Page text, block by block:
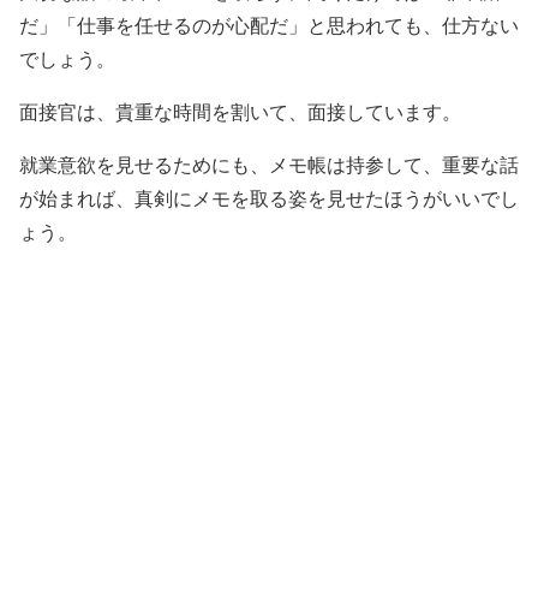
だ」「仕事を任せるのが心配だ」と思われても、仕方ない
でしょう。
面接官は、貴重な時間を割いて、面接しています。
就業意欲を見せるためにも、メモ帳は持参して、重要な話
が始まれば、真剣にメモを取る姿を見せたほうがいいでし
ょう。